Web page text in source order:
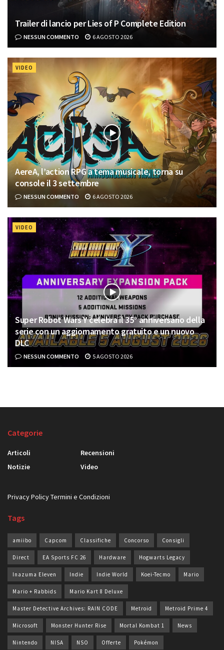
Trailer di lancio per Lies of P Complete Edition
NESSUN COMMENTO 6 AGOSTO 2026
VIDEO
AereA, l’action RPG a tema musicale, torna su
console il 3 settembre
NESSUN COMMENTO 6 AGOSTO 2026
VIDEO
Super Robot Wars Y celebra il 35° anniversario della
serie con un aggiornamento gratuito e un nuovo
DLC
NESSUN COMMENTO 5 AGOSTO 2026
Categorie
Articoli
Notizie
Recensioni
Video
Privacy PolicyTermini e Condizioni
Tags
amiibo Capcom Classifiche Concorso Consigli
Direct EA Sports FC 26 Hardware Hogwarts Legacy
Inazuma Eleven Indie Indie World Koei-Tecmo Mario
Mario + Rabbids Mario Kart 8 Deluxe
Master Detective Archives: RAIN CODE Metroid Metroid Prime 4
Microsoft Monster Hunter Rise Mortal Kombat 1 News
Nintendo NISA NSO Offerte Pokémon